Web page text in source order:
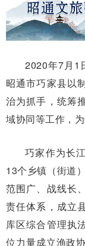
2020年7月1
昭通市巧家县以
治为抓手，统筹
域协同等工作，为
巧家作为长
13个乡镇（街道
范围广、战线长
责任体系，成立
库区综合管理执
位力量成立渔政